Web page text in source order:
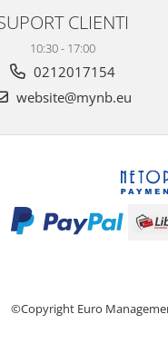
CLIENTI
10:30 - 17:00
0212017154
website@mynb.eu
©Copyright Euro